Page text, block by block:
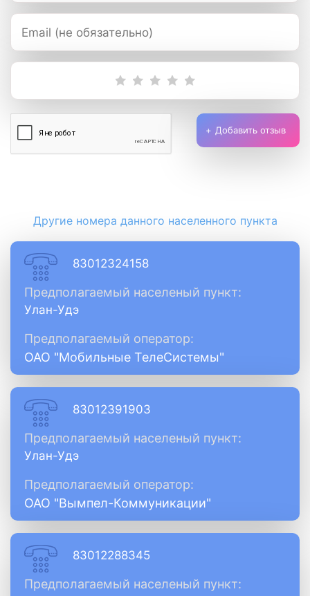
Добавить отзыв
Другие номера данного населенного пункта
83012324158
Предполагаемый населеный пункт:
Улан-Удэ
Предполагаемый оператор:
ОАО "Мобильные ТелеСистемы"
83012391903
Предполагаемый населеный пункт:
Улан-Удэ
Предполагаемый оператор:
ОАО "Вымпел-Коммуникации"
83012288345
Предполагаемый населеный пункт: